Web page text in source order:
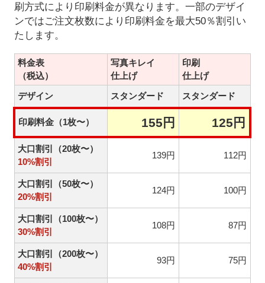
刷方式により印刷料金が異なります。一部のデザイ
ンではご注文枚数により印刷料金を最大50％割引い
たします。
料金表
（税込）
写真キレイ
仕上げ
印刷
仕上げ
デザイン
スタンダード スタンダード
印刷料金（1枚〜） 155円 125円
大口割引（20枚〜）
10%割引
139円 112円
大口割引（50枚〜）
20%割引
124円 100円
大口割引（100枚〜）
30%割引
108円 87円
大口割引（200枚〜）
40%割引
93円 75円